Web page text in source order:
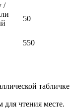
/
50
550
табличке
чтения месте.